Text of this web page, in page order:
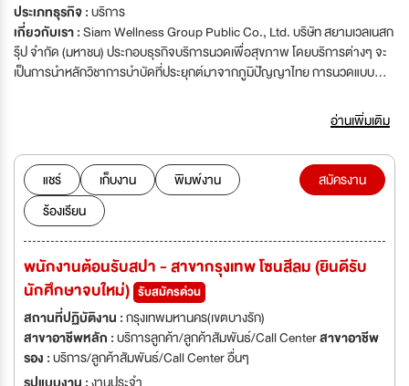
ประเภทธุรกิจ :บริการ
เกี่ยวกับเรา :Siam Wellness Group Public Co., Ltd. บริษัท สยามเวลเนสก
รุ๊ป จำกัด (มหาชน) ประกอบธุรกิจบริการนวดเพื่อสุขภาพ โดยบริการต่างๆ จะ
เป็นการนำหลักวิชาการบำบัดที่ประยุกต์มาจากภูมิปัญญาไทย การนวดแบบ
เน้นการปรนนิบัติผิวพรรณด้วยผลิตภัณฑ์สมุนไพรผสมผสานเป็นสปาเมนู และส
ปาแพคเกจที่มีเอกลักษณ์เฉพาะตัว ซึ่งได้รับการตอบรับที่ดีจากผู้ใช้บริการทั้ง
ชาวไทยและชาวต่างชาติ เป้าหมายหลักของบริษัทคือ การให้บริการที่ดีที่สุดและ
เกินความคาดหวังของลูกค้า โดยพนักงานทุกคนจะผ่านการฝึกอบรม และมีความ
เชี่ยวชาญอย่างสูงในการบำบัดดูแลสุขภาพแบบองค์รวม เพื่อให้ลูกค้าได้ผ่อน
คลายทั้งร่างกายเเละจิตใจ วิสัยทัศน์ เราให้บริการด้านสุขภาพแบบองค์รวมที่เข้า
ถึงง่าย และมีความเป็นไทย เพื่อให้คนอยู่ดีมีสุขมากขึ้น พันธกิจ เป็นองค์กรที่
สร้างมาตรฐานของสปาไทยให้เป็นที่ยอมรับในระดับนานาชาติ (ระดับสากล) เป็น
องค์กรที่มุ่งเน้นการประยุกต์เอาศาสตร์ตะวันออกมาประสานกับศาสตร์ตะวันตก
กอปรกับการนำภูมิปัญญาท้องถิ่นไทยมาพัฒนาและส่งเสริมผลิตภัณฑ์ของไทย
เป็นองค์กรที่ส่งเสริมและสนับสนุนให้พนักงานทุกส่วนมีการเรียนรู้และพัฒนา
ตนเองอย่างสม่ำเสมอ และต่อเนื่อง เป็นองค์กรที่ให้ความสำคัญต่อข้อบังคับพื้น
ฐานและกฎหมาย โดยยึดการประกอบธุรกิจอย่างสุจริต เที่ยงตรง และมี
จริยธรรม รวมทั้งตระหนักถึงผลกระทบต่อพนักงาน สภาพแวดล้อม และชุมชน
อ่านเพิ่มเติม
แชร์ เก็บงาน
พิมพ์งาน
ร้องเรียน
สมัครงาน
พนักงานต้อนรับสปา - สาขากรุงเทพ โซนสีลม (ยินดีรับ
นักศึกษาจบใหม่) รับสมัครด่วน
สถานที่ปฏิบัติงาน :กรุงเทพมหานคร(เขตบางรัก)
สาขาอาชีพหลัก :บริการลูกค้า/ลูกค้าสัมพันธ์/Call Centerสาขาอาชีพ
รอง :บริการ/ลูกค้าสัมพันธ์/Call Center อื่นๆ